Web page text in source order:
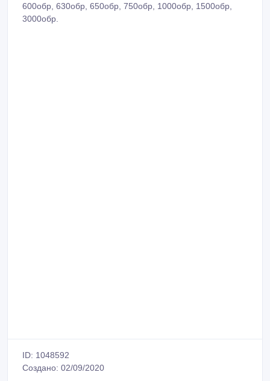
600обр, 630обр, 650обр, 750обр, 1000обр, 1500обр,
3000обр.
ID: 1048592
Создано: 02/09/2020